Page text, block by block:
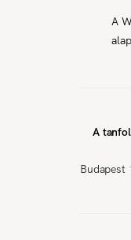
A
A
Budapest